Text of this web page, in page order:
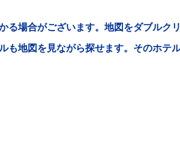
る場合がございます。地図をダブルク
も地図を見ながら探せます。そのホテ